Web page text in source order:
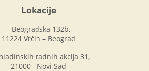
Lokacije
- Beogradska 132b,
11224 Vrčin – Beograd
radnih akcija 31,
21000 - Novi Sad